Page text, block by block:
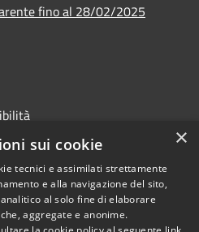
fino al 28/02/2025
Copyright © 2026 • Comune di
×
sui cookie
tecnici e assimilati strettamente
e alla navigazione del sito,
al solo fine di elaborare
aggregate e anonime.